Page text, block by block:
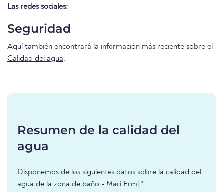
Las redes sociales:
Seguridad
Aquí también encontrará la información más reciente sobre el
Calidad del agua.
Resumen de la calidad del
agua
Disponemos de los siguientes datos sobre la calidad del
agua de la zona de baño - Mari Ermi *.